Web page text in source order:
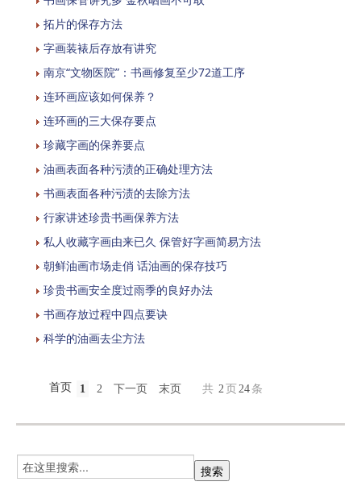
拓片的保存方法
字画装裱后存放有讲究
南京“文物医院”：书画修复至少72道工序
连环画应该如何保养？
连环画的三大保存要点
珍藏字画的保养要点
油画表面各种污渍的正确处理方法
书画表面各种污渍的去除方法
行家讲述珍贵书画保养方法
私人收藏字画由来已久 保管好字画简易方法
朝鲜油画市场走俏 话油画的保存技巧
珍贵书画安全度过雨季的良好办法
书画存放过程中四点要诀
科学的油画去尘方法
首页 1 2 下一页 末页 共 2 页 24 条